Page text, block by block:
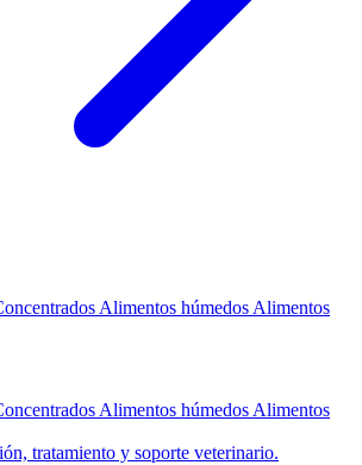
Alimentos húmedos Alimentos
Alimentos húmedos Alimentos
tratamiento y soporte veterinario.